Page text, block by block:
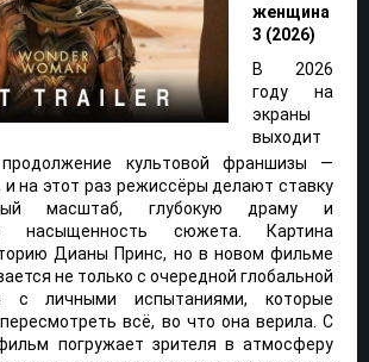
женщина
3 (2026)
В 2026
году на
экраны
выходит
продолжение культовой франшизы —
и на этот раз режиссёры делают ставку
масштаб, глубокую драму и
насыщенность сюжета. Картина
Дианы Принс, но в новом фильме
не только с очередной глобальной
с личными испытаниями, которые
всё, во что она верила. С
погружает зрителя в атмосферу